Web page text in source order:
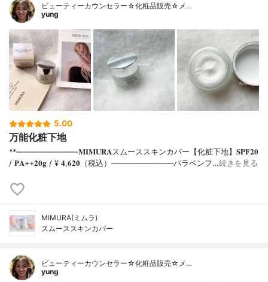
ビューティーカウンセラー☆化粧品販売☆メ…
yung
5.00
万能化粧下地
**⁡⁡⁡————————⁡𝐌𝐈𝐌𝐔𝐑𝐀スムーススキンカバー【化粧下地】𝐒𝐏𝐅𝟐𝟎
/ 𝐏𝐀++⁡𝟐𝟎𝐠 / ¥ 𝟒,𝟔𝟐𝟎（税込）⁡————————パラベンフ…続きを見る
MIMURA(ミムラ)
スムーススキンカバー
ビューティーカウンセラー☆化粧品販売☆メ…
yung